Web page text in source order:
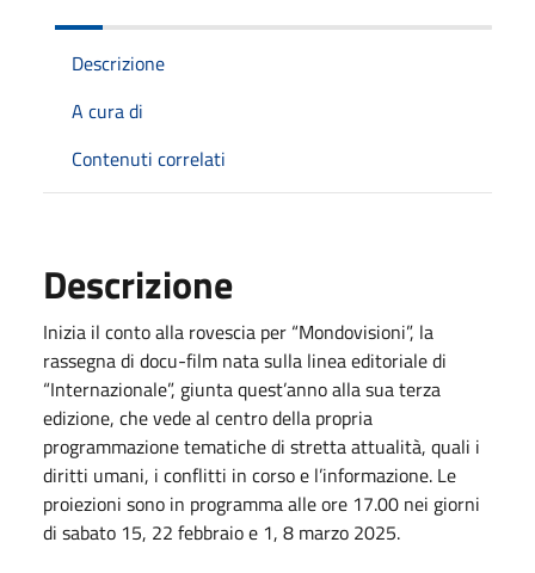
Descrizione
A cura di
Contenuti correlati
Descrizione
Inizia il conto alla rovescia per “Mondovisioni”, la
rassegna di docu-film nata sulla linea editoriale di
“Internazionale”, giunta quest’anno alla sua terza
edizione, che vede al centro della propria
programmazione tematiche di stretta attualità, quali i
diritti umani, i conflitti in corso e l’informazione. Le
proiezioni sono in programma alle ore 17.00 nei giorni
di sabato 15, 22 febbraio e 1, 8 marzo 2025.